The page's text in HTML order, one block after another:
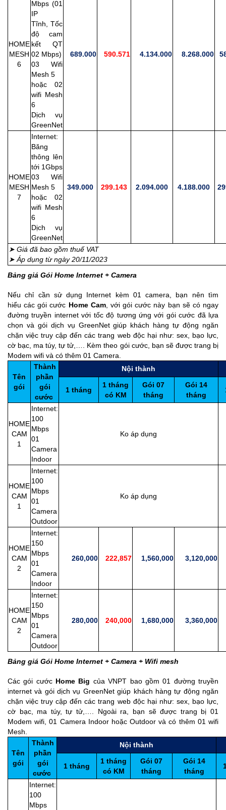
HOME
MESH
6
Mbps (01
IP
Tĩnh, Tốc
độ cam
kết QT
02 Mbps)
03 Wifi
Mesh 5
hoặc 02
wifi Mesh
6
Dịch vụ
GreenNet
689.000 590.571 4.134.000 8.268.000
HOME
MESH
7
Internet:
Băng
thông lên
tới 1Gbps
03 Wifi
Mesh 5
hoặc 02
wifi Mesh
6
Dịch vụ
GreenNet
349.000 299.143 2.094.000 4.188.000
➤ Giá đã bao gồm thuế VAT
➤ Áp dụng từ ngày 20/11/2023
Bảng giá Gói Home Internet + Camera
Nếu chỉ cần sử dụng Internet kèm 01 camera, bạn nên tìm
hiểu các gói cước Home Cam, với gói cước này bạn sẽ có ngay
đường truyền internet với tốc độ tương ứng với gói cước đã lựa
chọn và gói dịch vụ GreenNet giúp khách hàng tự động ngăn
chặn việc truy cập đến các trang web độc hại như: sex, bạo lực,
cờ bạc, ma túy, tự tử,…. Kèm theo gói cước, bạn sẽ được trang bị
Modem wifi và có thêm 01 Camera
Tên
gói
Thành
phần
gói
cước
Nội thành
1 tháng
1 tháng
có KM
Gói 07
tháng
Gói 14
tháng
HOME
CAM
1
Internet:
100
Mbps
01
Camera
Indoor
Ko áp dụng
HOME
CAM
1
Internet:
100
Mbps
01
Camera
Outdoor
Ko áp dụng
HOME
CAM
2
Internet:
150
Mbps
01
Camera
Indoor
260,000 222,857 1,560,000 3,120,000
HOME
CAM
2
Internet:
150
Mbps
01
Camera
Outdoor
280,000 240,000 1,680,000 3,360,000
Bảng giá Gói Home Internet + Camera + Wifi mesh
Các gói cước Home Big của VNPT bao gồm 01 đường truyền
internet và gói dịch vụ GreenNet giúp khách hàng tự động ngăn
chặn việc truy cập đến các trang web độc hại như: sex, bạo lực,
cờ bạc, ma túy, tự tử,…. Ngoài ra, bạn sẽ được trang bị 01
Modem wifi, 01 Camera Indoor hoặc Outdoor và có thêm 01 wifi
Mesh.
Tên
gói
Thành
phần
gói
cước
Nội thành
1 tháng
1 tháng
có KM
Gói 07
tháng
Gói 14
tháng
Internet:
100
Mbps